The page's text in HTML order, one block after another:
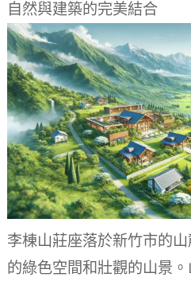
自然與建築的完美結合
李棟山莊座落於新竹市的
的綠色空間和壯觀的山景